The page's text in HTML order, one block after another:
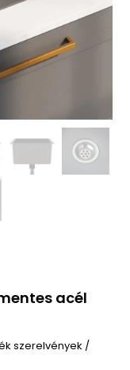
acél
szerelvények /